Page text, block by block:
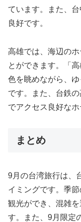
ています。また、
良好です。
高雄では、海辺の
とができます。「
色を眺めながら、
です。また、台鉄
でアクセス良好な
まとめ
9月の台湾旅行は、
イミングです。季
観光ができ、混雑
す。また、9月限定